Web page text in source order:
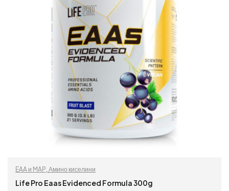
EAA и MAP, Амино киселини
Life Pro Eaas Evidenced Formula 300g